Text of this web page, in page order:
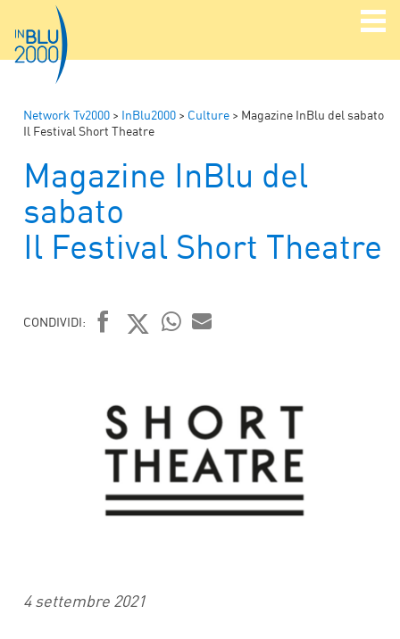
Network Tv2000 > InBlu2000 > Culture > Magazine InBlu del sabato
Il Festival Short Theatre
Magazine InBlu del
sabato
Il Festival Short Theatre
CONDIVIDI:
4 settembre 2021